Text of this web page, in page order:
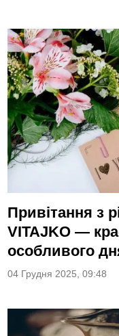
Привітання з
VITAJKO —
особливого
04 Грудня 2025, 09:48